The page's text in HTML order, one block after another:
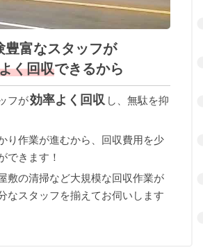
豊富なスタッフが
く回収できるから
フが効率よく回収 し、無駄を抑
り作業が進むから、回収費用を少
できます！
敷の清掃など大規模な回収作業が
なスタッフを揃えてお伺いします